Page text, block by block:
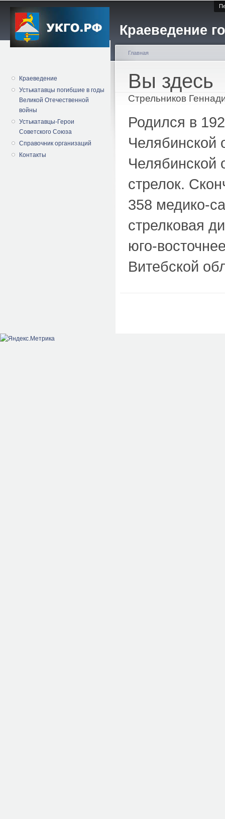
Краеведение
Краеведение
Устькатавцы погибшие в годы
Великой Отечественной
войны
Устькатавцы-Герои
Советского Союза
Справочник организаций
Контакты
Вы здесь
Главная
Стрельников
Родился в
Челябинской
Челябинской
стрелок.
358 медико-
стрелковая
юго-
Витебской